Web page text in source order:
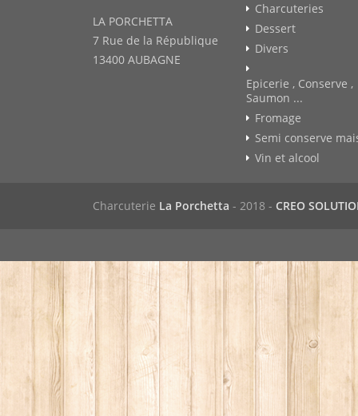
LA PORCHETTA
7 Rue de la République
13400 AUBAGNE
Charcuteries
Dessert
Divers
Epicerie , Conserve ,
Saumon ...
Fromage
Semi conserve
Vin et alcool
Charcuterie La Porchetta - 2018 - CREO